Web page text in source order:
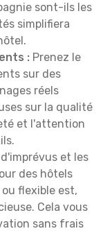
sont-ils les
simplifiera
: Prenez le
sur des
réels
sur la qualité
et l'attention
et les
des hôtels
flexible est,
Cela vous
sans frais